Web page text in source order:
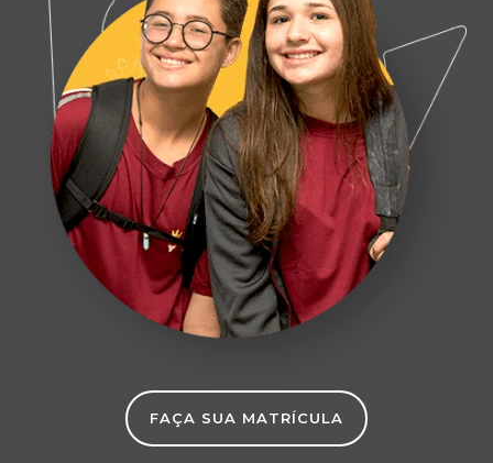
MEMÓRIA DE TURMA: DIVERSÃO COM CAIXAS
GRANDES DISCURSOS: DO NAVIO NEGREIRO
À PRINCESA ISABEL
MEMÓRIA DE TURMA: A ABÓBORA DA
CINDERELA, DO CHICO REI E DO INFANTIL 4
A MOSTRA DE ARTE DA GRACE ESTÁ
CHEGANDO!
AULA DE CAMPO: CASA DA LEITURA E
EXPOSIÇÃO NO MUSEU
NOTÍCIA DE TURMA: MASSINHA DO INFANTIL
NOTÍCIA DE TURMA: FUTEBOL AMERICANO
RELATO DE MEMÓRIA: ADAPTAÇÃO COM O
CORAÇÃO
FAÇA SUA MATRÍCULA